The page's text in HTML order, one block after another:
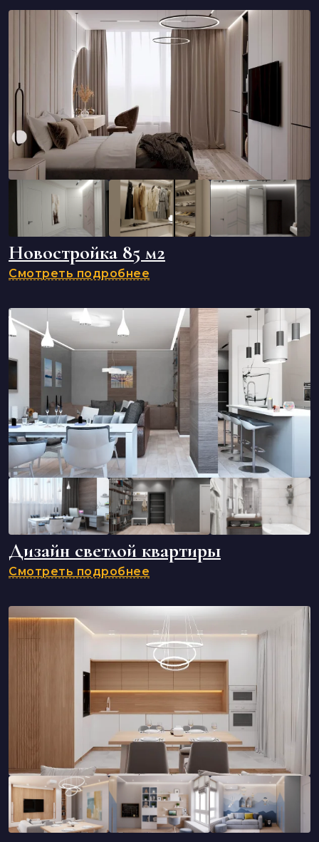
Новостройка 85 м2
Смотреть подробнее
Дизайн светлой квартиры
Смотреть подробнее